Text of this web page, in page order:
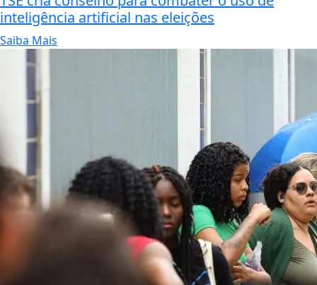
inteligência artificial nas eleições
Saiba Mais